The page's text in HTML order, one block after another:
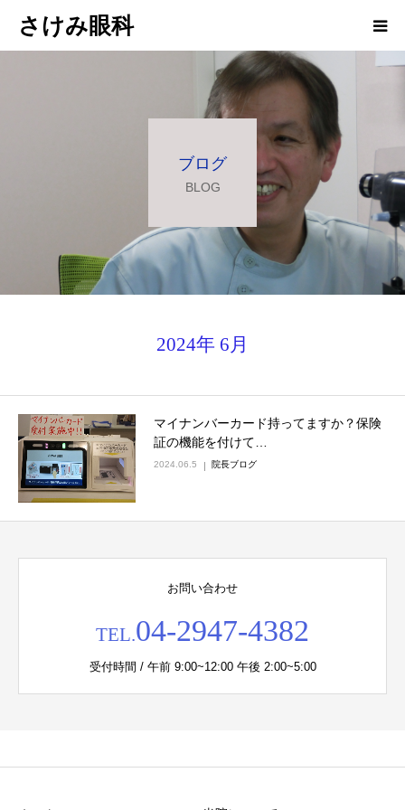
さけみ眼科
ブログ
BLOG
2024年 6月
マイナンバーカード持ってますか？保険
証の機能を付けて…
2024.06.5 院長ブログ
お問い合わせ
TEL.04-2947-4382
受付時間 / 午前 9:00~12:00 午後 2:00~5:00
お知らせ